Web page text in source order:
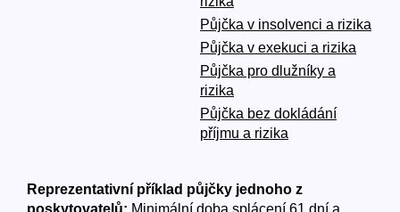
Půjčka v insolvenci a rizika
Půjčka v exekuci a rizika
Půjčka pro dlužníky a
rizika
Půjčka bez dokládání
příjmu a rizika
Reprezentativní příklad půjčky jednoho z
poskytovatelů: Minimální doba splácení 61 dní a